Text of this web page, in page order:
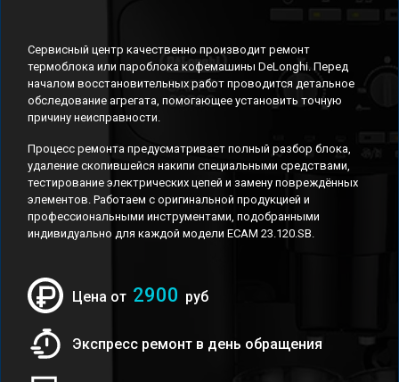
Сервисный центр качественно производит ремонт
термоблока или пароблока кофемашины DeLonghi. Перед
началом восстановительных работ проводится детальное
обследование агрегата, помогающее установить точную
причину неисправности.
Процесс ремонта предусматривает полный разбор блока,
удаление скопившейся накипи специальными средствами,
тестирование электрических цепей и замену повреждённых
элементов. Работаем с оригинальной продукцией и
профессиональными инструментами, подобранными
индивидуально для каждой модели ECAM 23.120.SB.
Цена от 2900 руб
Экспресс ремонт в день обращения